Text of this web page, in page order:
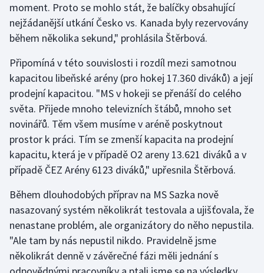
Stolní tenis
Veslování
Vodní slalom
Volejbal
Ostatní
moment. Proto se mohlo stát, že balíčky obsahující
nejžádanější utkání Česko vs. Kanada byly rezervovány
během několika sekund," prohlásila Štěrbová.
Připomíná v této souvislosti i rozdíl mezi samotnou
kapacitou libeňské arény (pro hokej 17.360 diváků) a její
prodejní kapacitou. "MS v hokeji se přenáší do celého
světa. Přijede mnoho televizních štábů, mnoho set
novinářů. Těm všem musíme v aréně poskytnout
prostor k práci. Tím se zmenší kapacita na prodejní
kapacitu, která je v případě O2 areny 13.621 diváků a v
případě ČEZ Arény 6123 diváků," upřesnila Štěrbová.
Během dlouhodobých příprav na MS Sazka nově
nasazovaný systém několikrát testovala a ujišťovala, že
nenastane problém, ale organizátory do něho nepustila.
"Ale tam by nás nepustil nikdo. Pravidelně jsme
několikrát denně v závěrečné fázi měli jednání s